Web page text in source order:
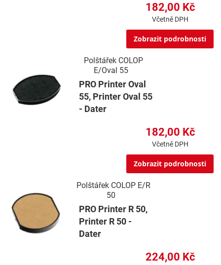
182,00 Kč
Včetně DPH
Zobrazit podrobnosti
Polštářek COLOP
E/Oval 55
PRO Printer Oval
55, Printer Oval 55
- Dater
182,00 Kč
Včetně DPH
Zobrazit podrobnosti
Polštářek COLOP E/R
50
PRO Printer R 50,
Printer R 50 -
Dater
224,00 Kč